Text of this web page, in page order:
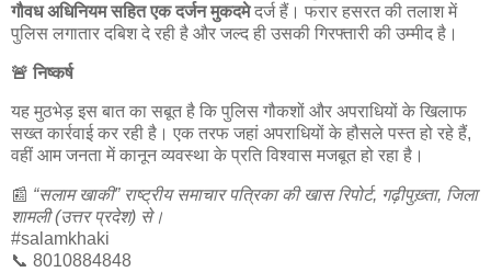
गौवध अधिनियम सहित एक दर्जन मुकदमेदर्ज हैं। फरार हसरत की तलाश में
पुलिस लगातार दबिश दे रही है और जल्द ही उसकी गिरफ्तारी की उम्मीद है।
🚨 निष्कर्ष
यह मुठभेड़ इस बात का सबूत है कि पुलिस गौकशों और अपराधियों के खिलाफ
सख्त कार्रवाई कर रही है। एक तरफ जहां अपराधियों के हौसले पस्त हो रहे हैं,
वहीं आम जनता में कानून व्यवस्था के प्रति विश्वास मजबूत हो रहा है।
📰 “सलाम खाकी” राष्ट्रीय समाचार पत्रिका की खास रिपोर्ट, गढ़ीपुख़्ता, जिला
शामली (उत्तर प्रदेश) से।
#salamkhaki
📞 8010884848